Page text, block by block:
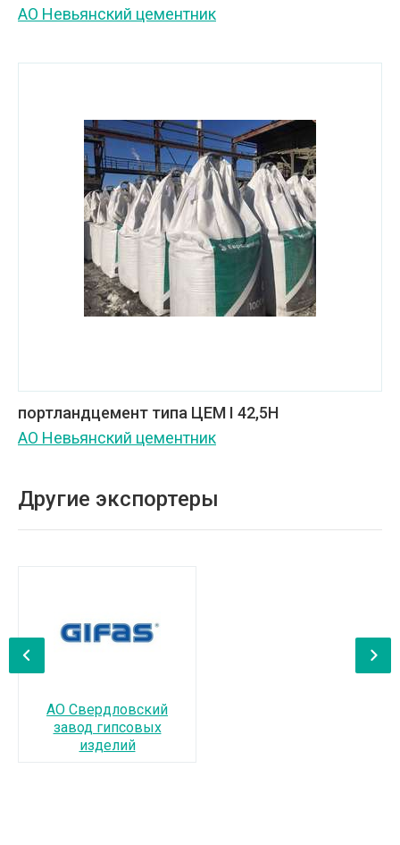
АО Невьянский цементник
портландцемент типа ЦЕМ I 42,5H
АО Невьянский цементник
Другие экспортеры
АО Свердловский
завод гипсовых
изделий